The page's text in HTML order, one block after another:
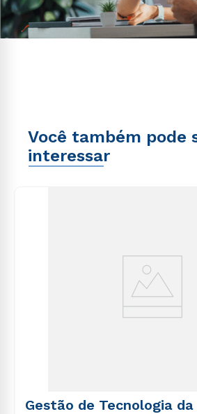
Você também pode
interessar
Gestão de Tecnologia